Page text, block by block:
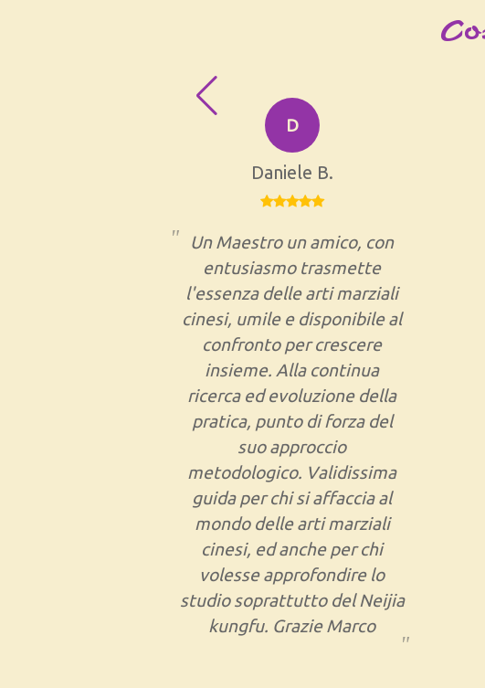
D
Daniele B.
Un Maestro un amico, con
entusiasmo trasmette
l'essenza delle arti marziali
cinesi, umile e disponibile al
confronto per crescere
insieme. Alla continua
ricerca ed evoluzione della
pratica, punto di forza del
suo approccio
metodologico. Validissima
guida per chi si affaccia al
mondo delle arti marziali
cinesi, ed anche per chi
volesse approfondire lo
studio soprattutto del Neijia
kungfu. Grazie Marco